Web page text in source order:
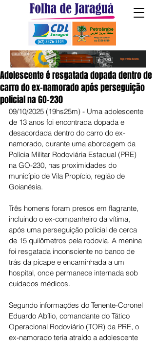
Adolescente é resgatada dopada dentro de
carro do ex-namorado após perseguição
policial na GO-230
09/10/2025 (19hs25m) - Uma adolescente
de 13 anos foi encontrada dopada e
desacordada dentro do carro do ex-
namorado, durante uma abordagem da
Polícia Militar Rodoviária Estadual (PRE)
na GO-230, nas proximidades do
município de Vila Propício, região de
Goianésia.
Três homens foram presos em flagrante,
incluindo o ex-companheiro da vítima,
após uma perseguição policial de cerca
de 15 quilômetros pela rodovia. A menina
foi resgatada inconsciente no banco de
trás da picape e encaminhada a um
hospital, onde permanece internada sob
cuidados médicos.
Segundo informações do Tenente-Coronel
Eduardo Abílio, comandante do Tático
Operacional Rodoviário (TOR) da PRE, o
ex-namorado teria atraído a adolescente